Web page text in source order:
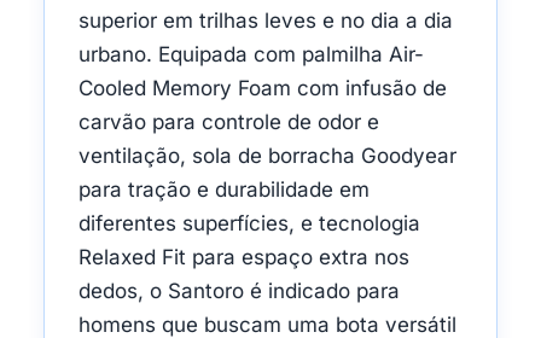
superior em trilhas leves e no dia a dia
urbano. Equipada com palmilha Air-
Cooled Memory Foam com infusão de
carvão para controle de odor e
ventilação, sola de borracha Goodyear
para tração e durabilidade em
diferentes superfícies, e tecnologia
Relaxed Fit para espaço extra nos
dedos, o Santoro é indicado para
homens que buscam uma bota versátil